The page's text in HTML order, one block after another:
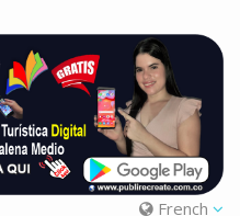
French